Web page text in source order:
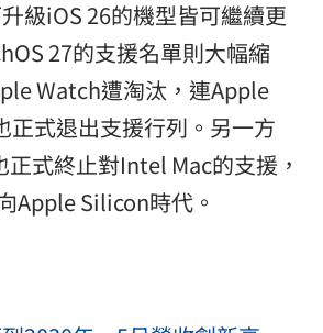
級iOS 26的機型皆可繼續更
27的支援名單則大幅縮
Watch遭淘汰，連Apple
正式退出支援行列。另一方
正式終止對Intel Mac的支援，
Apple Silicon時代。